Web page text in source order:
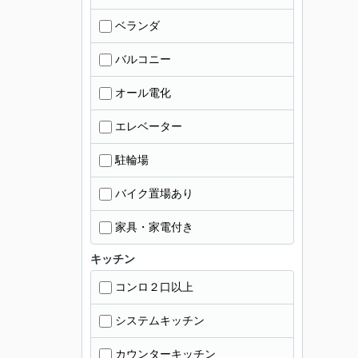
ベランダ
バルコニー
オール電化
エレベーター
駐輪場
バイク置場あり
家具・家電付き
キッチン
コンロ２口以上
システムキッチン
カウンターキッチン